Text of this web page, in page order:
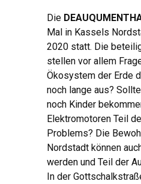
Die
Mal in Kassels
2020 statt. Die
stellen vor allem
Ökosystem der Erde
noch lange aus?
noch Kinder
Elektromotoren Teil
Problems? Die
Nordstadt können
werden und Teil der
In der